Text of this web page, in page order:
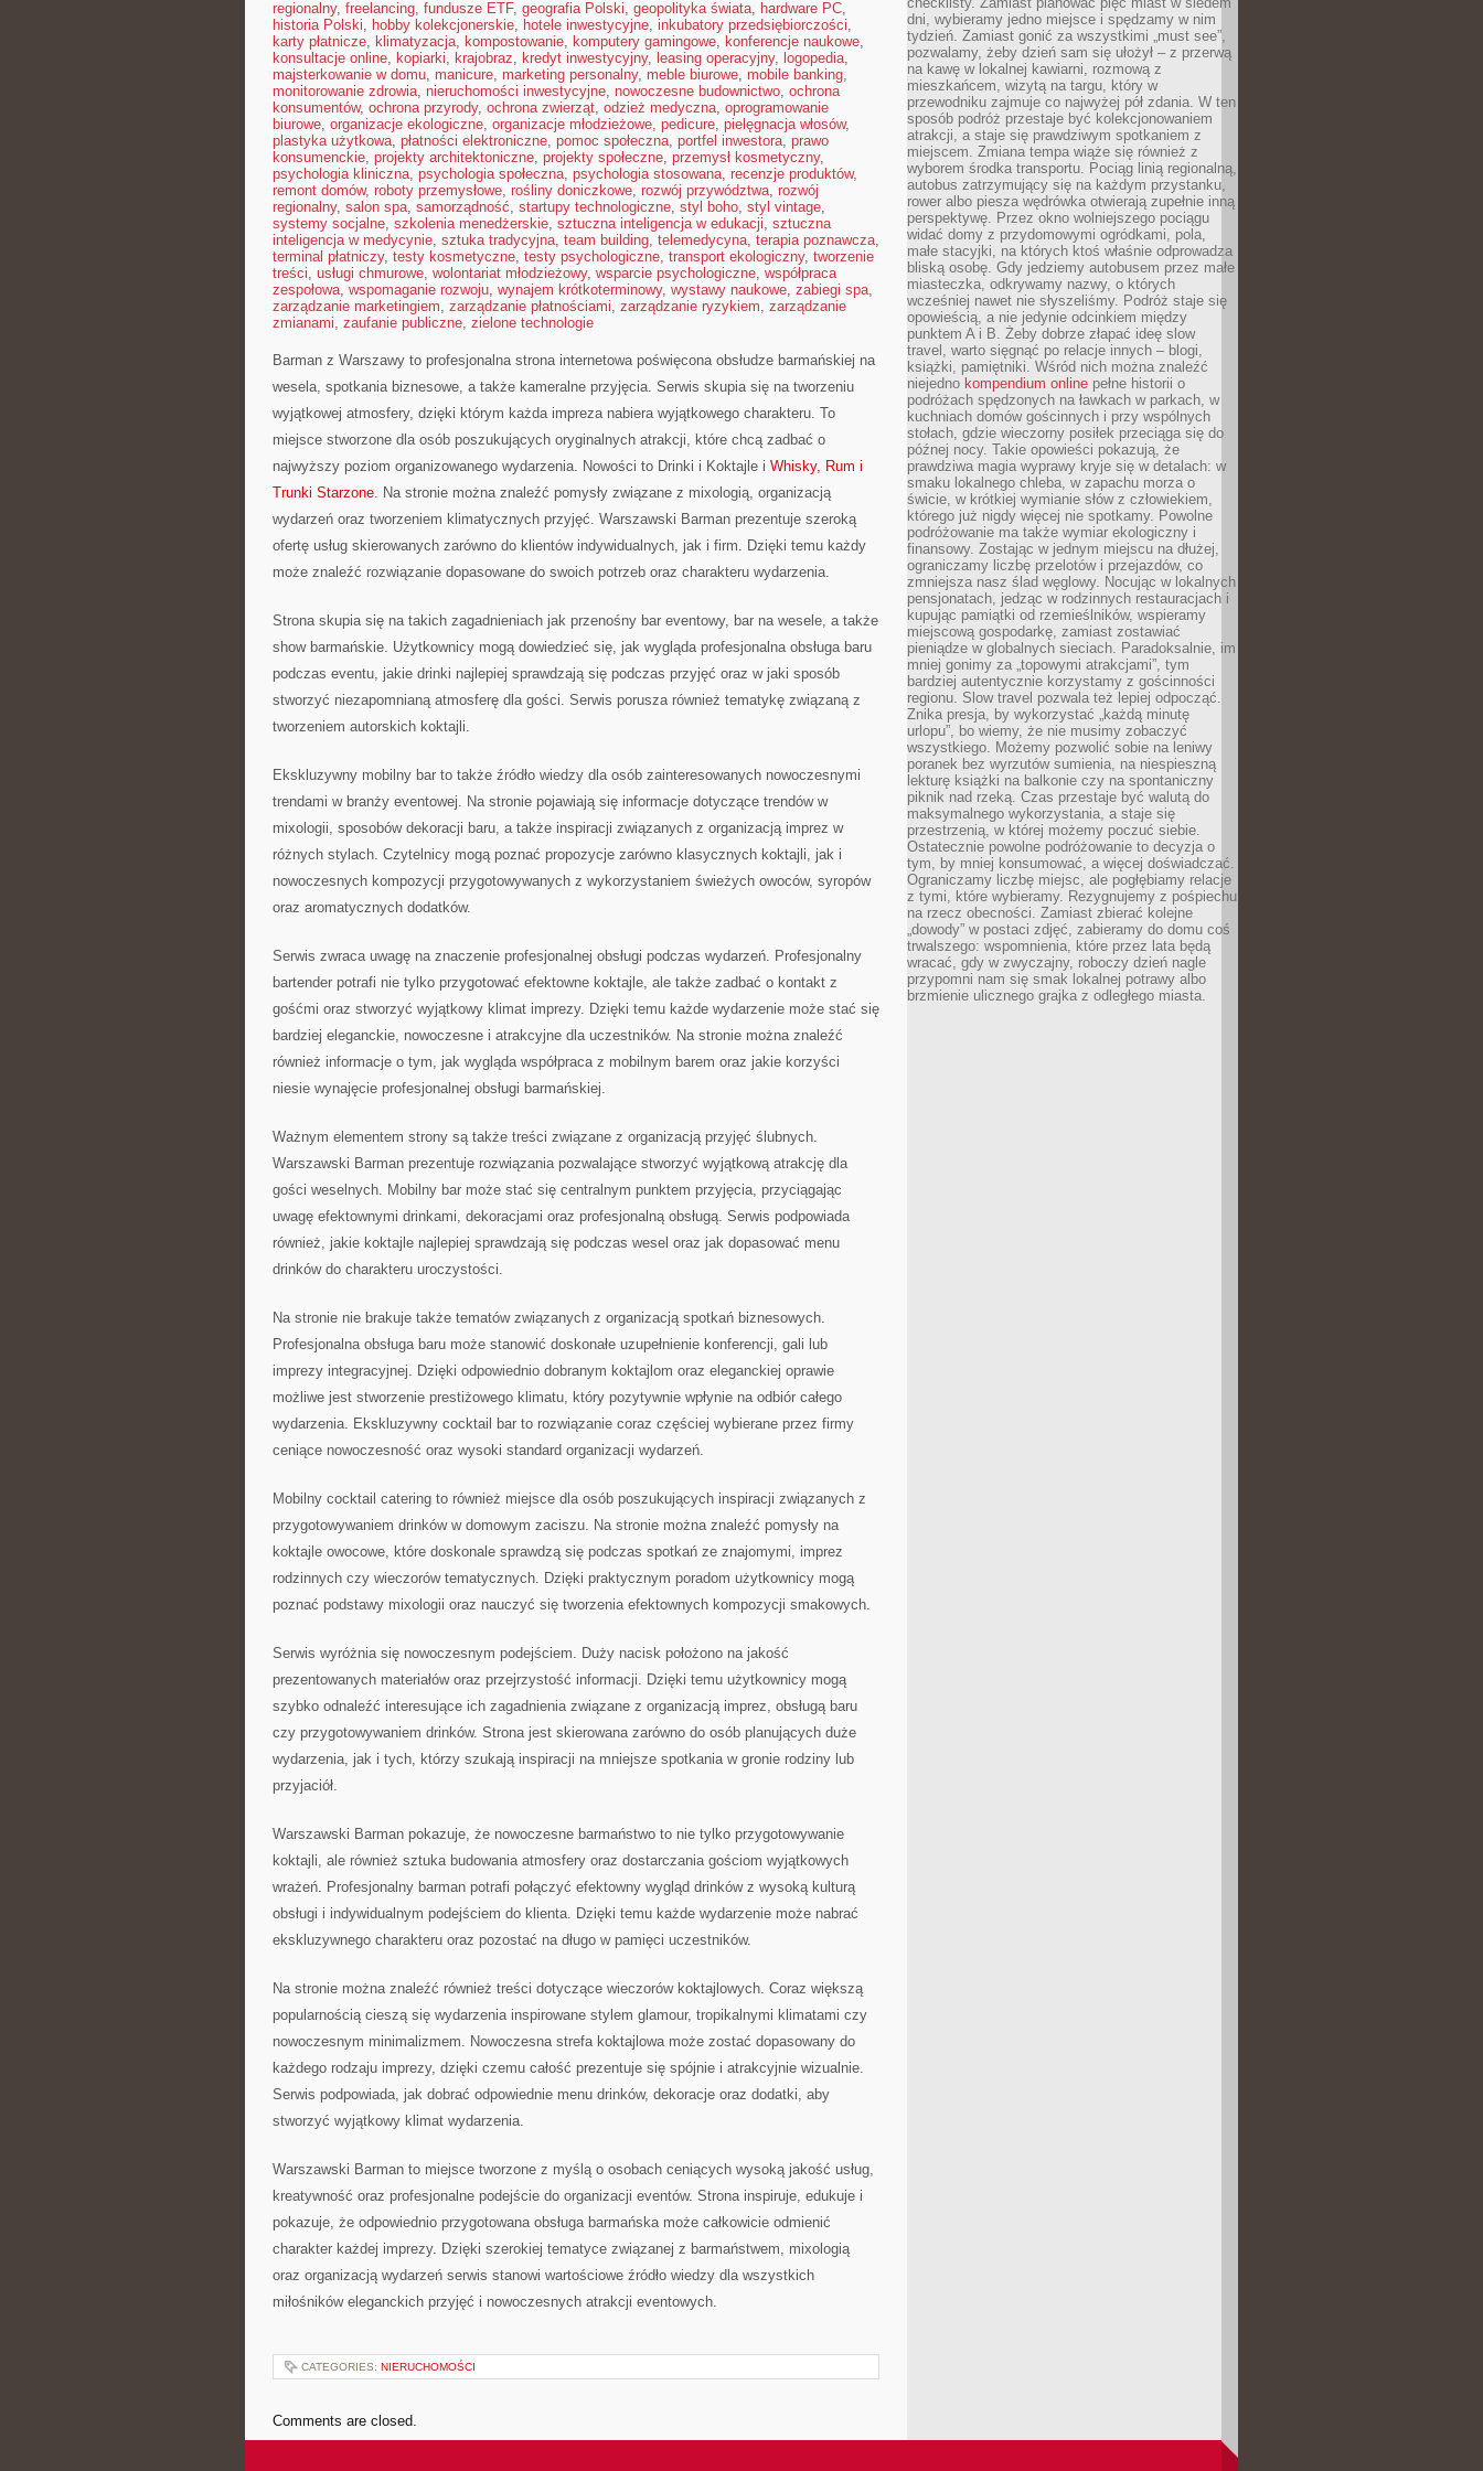
regionalny, freelancing, fundusze ETF, geografia Polski, geopolityka świata, hardware PC,
historia Polski, hobby kolekcjonerskie, hotele inwestycyjne, inkubatory przedsiębiorczości,
karty płatnicze, klimatyzacja, kompostowanie, komputery gamingowe, konferencje naukowe,
konsultacje online, kopiarki, krajobraz, kredyt inwestycyjny, leasing operacyjny, logopedia,
majsterkowanie w domu, manicure, marketing personalny, meble biurowe, mobile banking,
monitorowanie zdrowia, nieruchomości inwestycyjne, nowoczesne budownictwo, ochrona
konsumentów, ochrona przyrody, ochrona zwierząt, odzież medyczna, oprogramowanie
biurowe, organizacje ekologiczne, organizacje młodzieżowe, pedicure, pielęgnacja włosów,
plastyka użytkowa, płatności elektroniczne, pomoc społeczna, portfel inwestora, prawo
konsumenckie, projekty architektoniczne, projekty społeczne, przemysł kosmetyczny,
psychologia kliniczna, psychologia społeczna, psychologia stosowana, recenzje produktów,
remont domów, roboty przemysłowe, rośliny doniczkowe, rozwój przywództwa, rozwój
regionalny, salon spa, samorządność, startupy technologiczne, styl boho, styl vintage,
systemy socjalne, szkolenia menedżerskie, sztuczna inteligencja w edukacji, sztuczna
inteligencja w medycynie, sztuka tradycyjna, team building, telemedycyna, terapia poznawcza,
terminal płatniczy, testy kosmetyczne, testy psychologiczne, transport ekologiczny, tworzenie
treści, usługi chmurowe, wolontariat młodzieżowy, wsparcie psychologiczne, współpraca
zespołowa, wspomaganie rozwoju, wynajem krótkoterminowy, wystawy naukowe, zabiegi spa,
zarządzanie marketingiem, zarządzanie płatnościami, zarządzanie ryzykiem, zarządzanie
zmianami, zaufanie publiczne, zielone technologie
Barman z Warszawy to profesjonalna strona internetowa poświęcona obsłudze barmańskiej na
wesela, spotkania biznesowe, a także kameralne przyjęcia. Serwis skupia się na tworzeniu
wyjątkowej atmosfery, dzięki którym każda impreza nabiera wyjątkowego charakteru. To
miejsce stworzone dla osób poszukujących oryginalnych atrakcji, które chcą zadbać o
najwyższy poziom organizowanego wydarzenia. Nowości to Drinki i Koktajle i Whisky, Rum i
Trunki Starzone. Na stronie można znaleźć pomysły związane z mixologią, organizacją
wydarzeń oraz tworzeniem klimatycznych przyjęć. Warszawski Barman prezentuje szeroką
ofertę usług skierowanych zarówno do klientów indywidualnych, jak i firm. Dzięki temu każdy
może znaleźć rozwiązanie dopasowane do swoich potrzeb oraz charakteru wydarzenia.
Strona skupia się na takich zagadnieniach jak przenośny bar eventowy, bar na wesele, a także
show barmańskie. Użytkownicy mogą dowiedzieć się, jak wygląda profesjonalna obsługa baru
podczas eventu, jakie drinki najlepiej sprawdzają się podczas przyjęć oraz w jaki sposób
stworzyć niezapomnianą atmosferę dla gości. Serwis porusza również tematykę związaną z
tworzeniem autorskich koktajli.
Ekskluzywny mobilny bar to także źródło wiedzy dla osób zainteresowanych nowoczesnymi
trendami w branży eventowej. Na stronie pojawiają się informacje dotyczące trendów w
mixologii, sposobów dekoracji baru, a także inspiracji związanych z organizacją imprez w
różnych stylach. Czytelnicy mogą poznać propozycje zarówno klasycznych koktajli, jak i
nowoczesnych kompozycji przygotowywanych z wykorzystaniem świeżych owoców, syropów
oraz aromatycznych dodatków.
Serwis zwraca uwagę na znaczenie profesjonalnej obsługi podczas wydarzeń. Profesjonalny
bartender potrafi nie tylko przygotować efektowne koktajle, ale także zadbać o kontakt z
gośćmi oraz stworzyć wyjątkowy klimat imprezy. Dzięki temu każde wydarzenie może stać się
bardziej eleganckie, nowoczesne i atrakcyjne dla uczestników. Na stronie można znaleźć
również informacje o tym, jak wygląda współpraca z mobilnym barem oraz jakie korzyści
niesie wynajęcie profesjonalnej obsługi barmańskiej.
Ważnym elementem strony są także treści związane z organizacją przyjęć ślubnych.
Warszawski Barman prezentuje rozwiązania pozwalające stworzyć wyjątkową atrakcję dla
gości weselnych. Mobilny bar może stać się centralnym punktem przyjęcia, przyciągając
uwagę efektownymi drinkami, dekoracjami oraz profesjonalną obsługą. Serwis podpowiada
również, jakie koktajle najlepiej sprawdzają się podczas wesel oraz jak dopasować menu
drinków do charakteru uroczystości.
Na stronie nie brakuje także tematów związanych z organizacją spotkań biznesowych.
Profesjonalna obsługa baru może stanowić doskonałe uzupełnienie konferencji, gali lub
imprezy integracyjnej. Dzięki odpowiednio dobranym koktajlom oraz eleganckiej oprawie
możliwe jest stworzenie prestiżowego klimatu, który pozytywnie wpłynie na odbiór całego
wydarzenia. Ekskluzywny cocktail bar to rozwiązanie coraz częściej wybierane przez firmy
ceniące nowoczesność oraz wysoki standard organizacji wydarzeń.
Mobilny cocktail catering to również miejsce dla osób poszukujących inspiracji związanych z
przygotowywaniem drinków w domowym zaciszu. Na stronie można znaleźć pomysły na
koktajle owocowe, które doskonale sprawdzą się podczas spotkań ze znajomymi, imprez
rodzinnych czy wieczorów tematycznych. Dzięki praktycznym poradom użytkownicy mogą
poznać podstawy mixologii oraz nauczyć się tworzenia efektownych kompozycji smakowych.
Serwis wyróżnia się nowoczesnym podejściem. Duży nacisk położono na jakość
prezentowanych materiałów oraz przejrzystość informacji. Dzięki temu użytkownicy mogą
szybko odnaleźć interesujące ich zagadnienia związane z organizacją imprez, obsługą baru
czy przygotowywaniem drinków. Strona jest skierowana zarówno do osób planujących duże
wydarzenia, jak i tych, którzy szukają inspiracji na mniejsze spotkania w gronie rodziny lub
przyjaciół.
Warszawski Barman pokazuje, że nowoczesne barmaństwo to nie tylko przygotowywanie
koktajli, ale również sztuka budowania atmosfery oraz dostarczania gościom wyjątkowych
wrażeń. Profesjonalny barman potrafi połączyć efektowny wygląd drinków z wysoką kulturą
obsługi i indywidualnym podejściem do klienta. Dzięki temu każde wydarzenie może nabrać
ekskluzywnego charakteru oraz pozostać na długo w pamięci uczestników.
Na stronie można znaleźć również treści dotyczące wieczorów koktajlowych. Coraz większą
popularnością cieszą się wydarzenia inspirowane stylem glamour, tropikalnymi klimatami czy
nowoczesnym minimalizmem. Nowoczesna strefa koktajlowa może zostać dopasowany do
każdego rodzaju imprezy, dzięki czemu całość prezentuje się spójnie i atrakcyjnie wizualnie.
Serwis podpowiada, jak dobrać odpowiednie menu drinków, dekoracje oraz dodatki, aby
stworzyć wyjątkowy klimat wydarzenia.
Warszawski Barman to miejsce tworzone z myślą o osobach ceniących wysoką jakość usług,
kreatywność oraz profesjonalne podejście do organizacji eventów. Strona inspiruje, edukuje i
pokazuje, że odpowiednio przygotowana obsługa barmańska może całkowicie odmienić
charakter każdej imprezy. Dzięki szerokiej tematyce związanej z barmaństwem, mixologią
oraz organizacją wydarzeń serwis stanowi wartościowe źródło wiedzy dla wszystkich
miłośników eleganckich przyjęć i nowoczesnych atrakcji eventowych.
CATEGORIES: NIERUCHOMOŚCI
Comments are closed.
dni, wybieramy jedno miejsce i spędzamy w nim
tydzień. Zamiast gonić za wszystkimi „must see”,
pozwalamy, żeby dzień sam się ułożył – z przerwą
na kawę w lokalnej kawiarni, rozmową z
mieszkańcem, wizytą na targu, który w
przewodniku zajmuje co najwyżej pół zdania. W ten
sposób podróż przestaje być kolekcjonowaniem
atrakcji, a staje się prawdziwym spotkaniem z
miejscem. Zmiana tempa wiąże się również z
wyborem środka transportu. Pociąg linią regionalną,
autobus zatrzymujący się na każdym przystanku,
rower albo piesza wędrówka otwierają zupełnie inną
perspektywę. Przez okno wolniejszego pociągu
widać domy z przydomowymi ogródkami, pola,
małe stacyjki, na których ktoś właśnie odprowadza
bliską osobę. Gdy jedziemy autobusem przez małe
miasteczka, odkrywamy nazwy, o których
wcześniej nawet nie słyszeliśmy. Podróż staje się
opowieścią, a nie jedynie odcinkiem między
punktem A i B. Żeby dobrze złapać ideę slow
travel, warto sięgnąć po relacje innych – blogi,
książki, pamiętniki. Wśród nich można znaleźć
niejedno kompendium online pełne historii o
podróżach spędzonych na ławkach w parkach, w
kuchniach domów gościnnych i przy wspólnych
stołach, gdzie wieczorny posiłek przeciąga się do
późnej nocy. Takie opowieści pokazują, że
prawdziwa magia wyprawy kryje się w detalach: w
smaku lokalnego chleba, w zapachu morza o
świcie, w krótkiej wymianie słów z człowiekiem,
którego już nigdy więcej nie spotkamy. Powolne
podróżowanie ma także wymiar ekologiczny i
finansowy. Zostając w jednym miejscu na dłużej,
ograniczamy liczbę przelotów i przejazdów, co
zmniejsza nasz ślad węglowy. Nocując w lokalnych
pensjonatach, jedząc w rodzinnych restauracjach i
kupując pamiątki od rzemieślników, wspieramy
miejscową gospodarkę, zamiast zostawiać
pieniądze w globalnych sieciach. Paradoksalnie, im
mniej gonimy za „topowymi atrakcjami”, tym
bardziej autentycznie korzystamy z gościnności
regionu. Slow travel pozwala też lepiej odpocząć.
Znika presja, by wykorzystać „każdą minutę
urlopu”, bo wiemy, że nie musimy zobaczyć
wszystkiego. Możemy pozwolić sobie na leniwy
poranek bez wyrzutów sumienia, na niespieszną
lekturę książki na balkonie czy na spontaniczny
piknik nad rzeką. Czas przestaje być walutą do
maksymalnego wykorzystania, a staje się
przestrzenią, w której możemy poczuć siebie.
Ostatecznie powolne podróżowanie to decyzja o
tym, by mniej konsumować, a więcej doświadczać.
Ograniczamy liczbę miejsc, ale pogłębiamy relacje
z tymi, które wybieramy. Rezygnujemy z pośpiechu
na rzecz obecności. Zamiast zbierać kolejne
„dowody” w postaci zdjęć, zabieramy do domu coś
trwalszego: wspomnienia, które przez lata będą
wracać, gdy w zwyczajny, roboczy dzień nagle
przypomni nam się smak lokalnej potrawy albo
brzmienie ulicznego grajka z odległego miasta.